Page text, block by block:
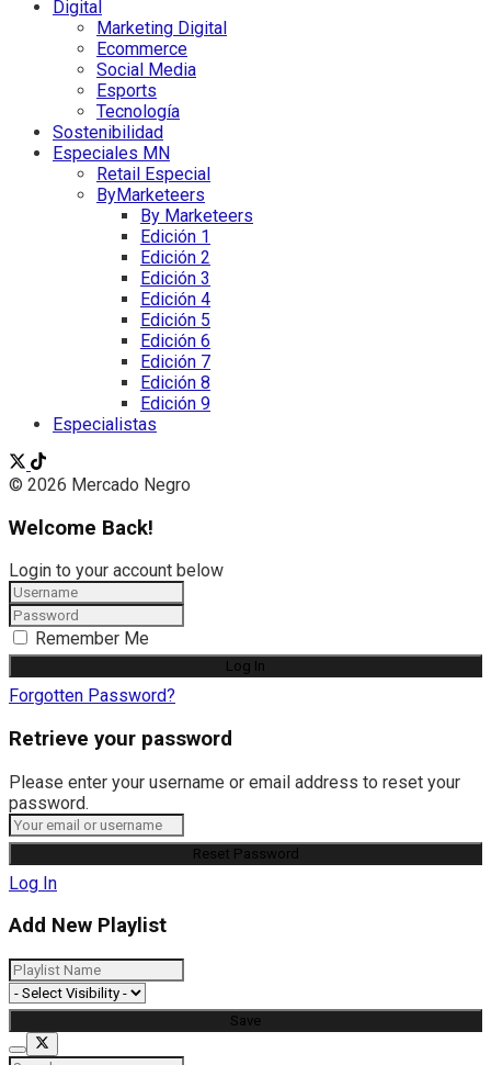
Digital
Marketing Digital
Ecommerce
Social Media
Esports
Tecnología
Sostenibilidad
Especiales MN
Retail Especial
ByMarketeers
By Marketeers
Edición 1
Edición 2
Edición 3
Edición 4
Edición 5
Edición 6
Edición 7
Edición 8
Edición 9
Especialistas
© 2026 Mercado Negro
Welcome Back!
Login to your account below
Remember Me
Forgotten Password?
Retrieve your password
Please enter your username or email address to reset your
password.
Log In
Add New Playlist